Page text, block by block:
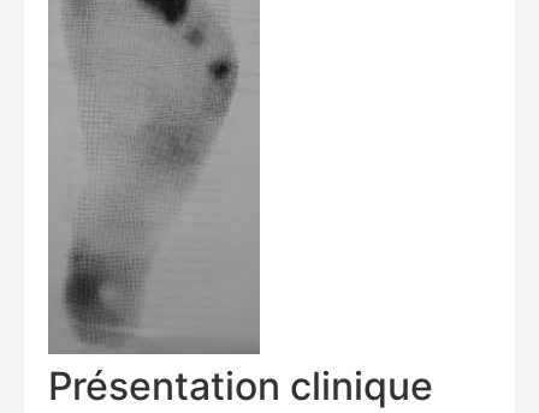
Présentation clinique